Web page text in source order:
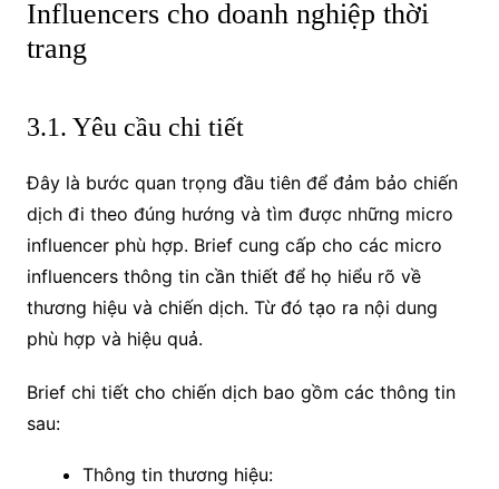
Influencers cho doanh nghiệp thời
trang
3.1. Yêu cầu chi tiết
Đây là bước quan trọng đầu tiên để đảm bảo chiến
dịch đi theo đúng hướng và tìm được những micro
influencer phù hợp. Brief cung cấp cho các micro
influencers thông tin cần thiết để họ hiểu rõ về
thương hiệu và chiến dịch. Từ đó tạo ra nội dung
phù hợp và hiệu quả.
Brief chi tiết cho chiến dịch bao gồm các thông tin
sau:
Thông tin thương hiệu: